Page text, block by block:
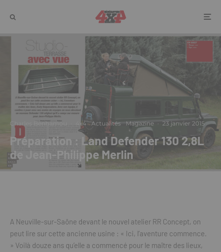
Charles Benhamou 4x4 Actualités Magazine · 23 janvier 2015
Préparation : Land Defender 130 2,8L
de Jean-Philippe Merlin
A Neuville-sur-Saône devant le nouvel atelier RR Concept, on
peut lire sur cette ancienne usine : « Ici, l’aventure commence.
» Voilà douze ans qu’elle a commencé pour le maître des lieux,